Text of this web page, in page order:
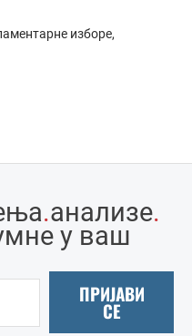
изборе,
.анализе.
у ваш
ПРИЈАВИ
СЕ